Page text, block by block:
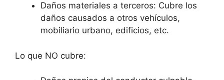
Daños materiales a terceros: Cubre los
daños causados a otros vehículos,
mobiliario urbano, edificios, etc.
Lo que NO cubre: